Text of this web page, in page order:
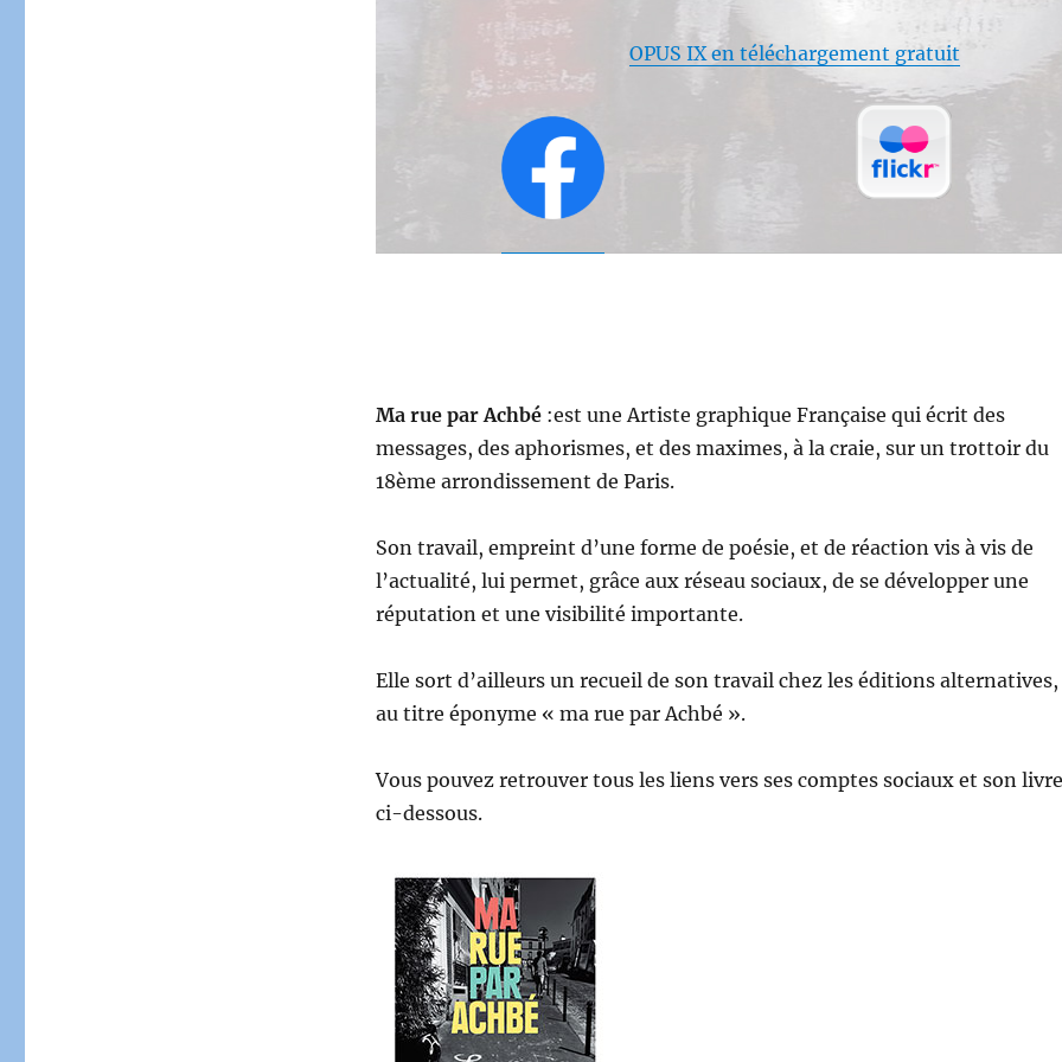
OPUS IX en téléchargement gratuit
Ma rue par Achbé:est une Artiste graphique Française qui écrit des
messages, des aphorismes, et des maximes, à la craie, sur un trottoir du
18ème arrondissement de Paris.
Son travail, empreint d’une forme de poésie, et de réaction vis à vis de
l’actualité, lui permet, grâce aux réseau sociaux, de se développer une
réputation et une visibilité importante.
Elle sort d’ailleurs un recueil de son travail chez les éditions alternatives,
au titre éponyme « ma rue par Achbé ».
Vous pouvez retrouver tous les liens vers ses comptes sociaux et son livre
ci-dessous.